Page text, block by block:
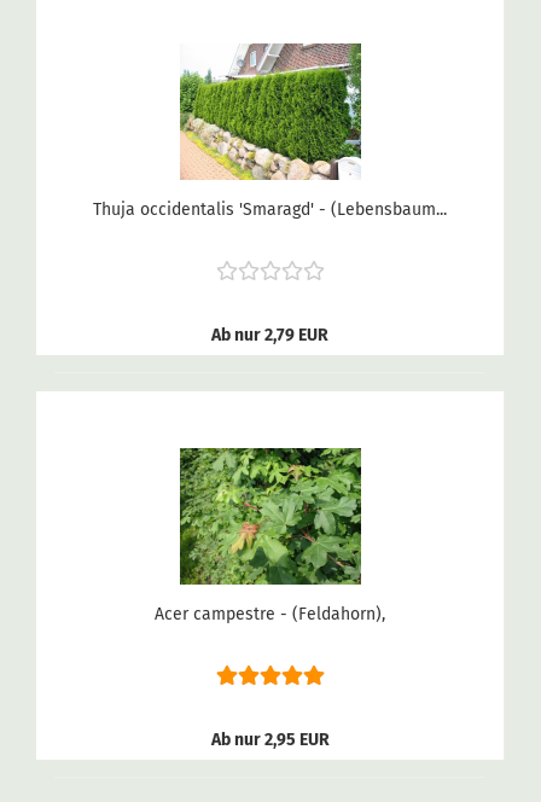
Thuja occidentalis 'Smaragd' - (Lebensbaum...
Ab nur 2,79 EUR
Acer campestre - (Feldahorn),
Ab nur 2,95 EUR